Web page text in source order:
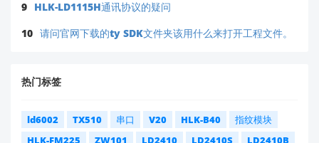
9 HLK-LD1115H通讯协议的疑问
10 请问官网下载的ty SDK文件夹该用什么来打开工程文件。
热门标签
ld6002 TX510 串口 V20 HLK-B40
指纹模块
HLK-FM225
ZW101 LD2410 LD2410S
LD2410B